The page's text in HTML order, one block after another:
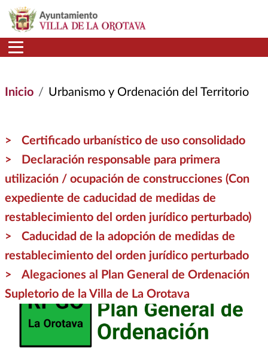
Pasar al contenido principal
Inicio Urbanismo y Ordenación del Territorio
Certificado urbanístico de uso consolidado
Declaración responsable para primera
utilización / ocupación de construcciones (Con
expediente de caducidad de medidas de
restablecimiento del orden jurídico perturbado)
Caducidad de la adopción de medidas de
restablecimiento del orden jurídico perturbado
Alegaciones al Plan General de Ordenación
Supletorio de la Villa de La Orotava